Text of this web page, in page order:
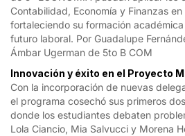
Contabilidad, Economía y Finanzas
fortaleciendo su formación
futuro laboral. Por Guadalupe
Ámbar Ugerman de 5to B COM
Innovación y éxito en el Proyecto
Con la incorporación de nuevas
el programa cosechó sus primeros
donde los estudiantes debaten
Lola Ciancio, Mia Salvucci y Morena